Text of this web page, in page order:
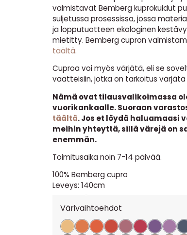
valmistavat Bemberg kuprokuidut
suljetussa prosessissa, jossa
ja lopputuotteen ekologinen
mietitty. Bemberg cupron
täältä.
Cuproa voi myös värjätä, eli se
vaatteisiin, jotka on tarkoitus värjätä
Nämä ovat tilausvalikoimassa
vuorikankaalle. Suoraan
täältä. Jos et löydä haluamaasi
meihin yhteyttä, sillä värejä on
enemmän.
Toimitusaika noin 7-14 päivää.
100% Bemberg cupro
Leveys: 140cm
€
Värivaihtoehdot